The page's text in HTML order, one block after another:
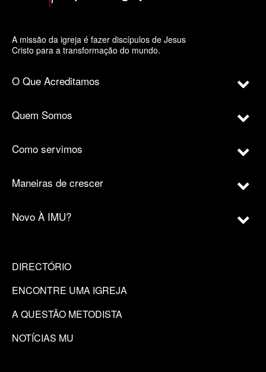
A missão da igreja é fazer discípulos de Jesus
Cristo para a transformação do mundo.
O Que Acreditamos
Quem Somos
Como servimos
Maneiras de crescer
Novo À IMU?
DIRECTÓRIO
ENCONTRE UMA IGREJA
A QUESTÃO METODISTA
NOTÍCIAS MU